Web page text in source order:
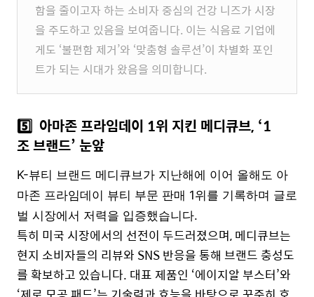
함을 줄이고자 하는 소비자 중심의 건강 니즈가 시장
을 주도하고 있음을 보여줍니다. 이는 식음료 기업에
게도 ‘불편함 제거’와 ‘맞춤형 솔루션’이 차별화 포인
트가 되는 시대가 왔음을 의미합니다.
5️⃣ 아마존 프라임데이 1위 지킨 메디큐브, ‘1
조 브랜드’ 눈앞
K-뷰티 브랜드 메디큐브가 지난해에 이어 올해도 아
마존 프라임데이 뷰티 부문 판매 1위를 기록하며 글로
벌 시장에서 저력을 입증했습니다.
특히 미국 시장에서의 선전이 두드러졌으며, 메디큐브는
현지 소비자들의 리뷰와 SNS 반응을 통해 브랜드 충성도
를 확보하고 있습니다. 대표 제품인 ‘에이지알 부스터’와